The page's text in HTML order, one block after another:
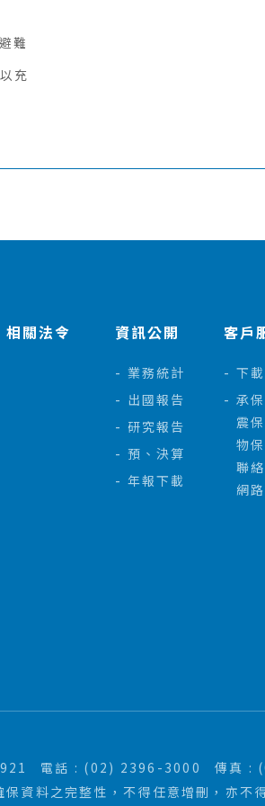
難
充
相關法令 資訊公開
業務統計
出國報告
研究報告
預、決算
年報下載
客戶
下
承
震
物
聯
網
電話 : (02) 2396-3000
傳真 :
資料之完整性，不得任意增刪，亦不